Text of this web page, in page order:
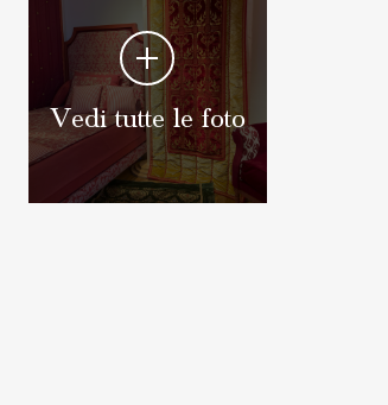
Vedi tutte le foto